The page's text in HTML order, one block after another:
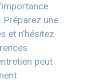
Préparez une
et n’hésitez
peut